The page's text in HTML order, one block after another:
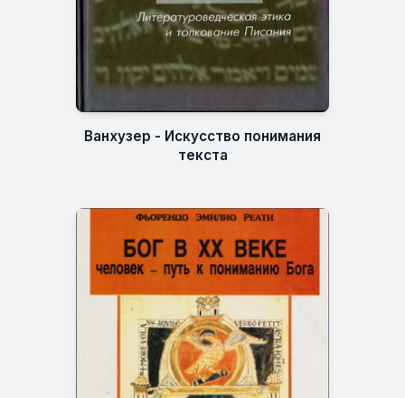
Ванхузер - Искусство понимания
текста